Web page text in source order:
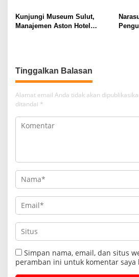
Kunjungi Museum Sulut,
Manajemen Aston Hotel
Tinggalkan Balasan
Alamat email Anda tidak akan
ditandai *
Simpan nama, email, dan situs
peramban ini untuk komentar saya